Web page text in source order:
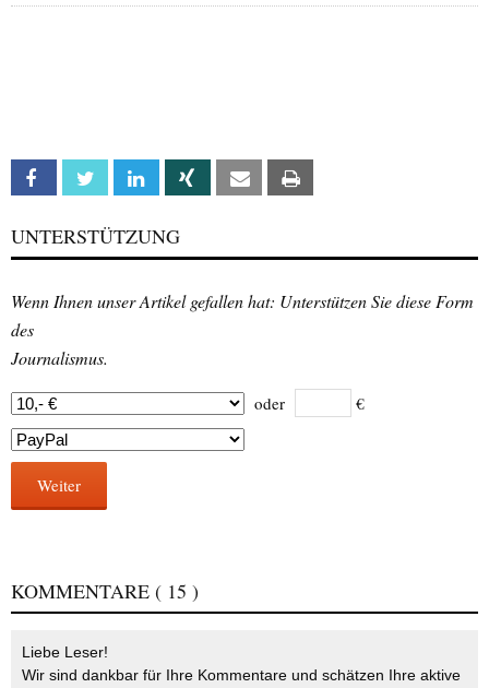
Facebook Twitter Linkedin Xing Email
UNTERSTÜTZUNG
Wenn Ihnen unser Artikel gefallen hat: Unterstützen Sie diese Form
des
Journalismus.
oder €
Weiter
KOMMENTARE ( 15 )
Liebe Leser!
Wir sind dankbar für Ihre Kommentare und schätzen Ihre aktive